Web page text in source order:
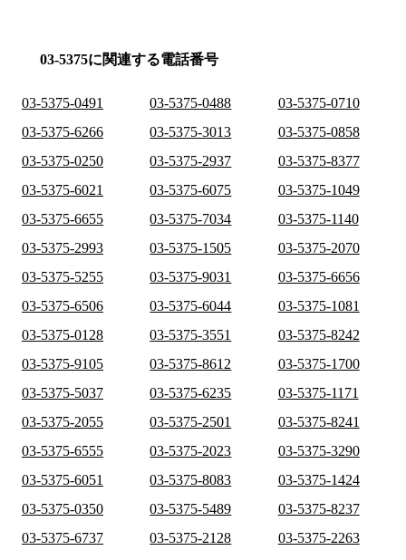
03-5375に関連する電話番号
03-5375-0491 03-5375-0488
03-5375-0710
03-5375-6266
03-5375-3013
03-5375-0858
03-5375-0250
03-5375-2937
03-5375-8377
03-5375-6021
03-5375-6075
03-5375-1049
03-5375-6655
03-5375-7034
03-5375-1140
03-5375-2993
03-5375-1505
03-5375-2070
03-5375-5255
03-5375-9031
03-5375-6656
03-5375-6506
03-5375-6044
03-5375-1081
03-5375-0128
03-5375-3551
03-5375-8242
03-5375-9105
03-5375-8612
03-5375-1700
03-5375-5037
03-5375-6235
03-5375-1171
03-5375-2055
03-5375-2501
03-5375-8241
03-5375-6555
03-5375-2023
03-5375-3290
03-5375-6051
03-5375-8083
03-5375-1424
03-5375-0350
03-5375-5489
03-5375-8237
03-5375-6737
03-5375-2128
03-5375-2263